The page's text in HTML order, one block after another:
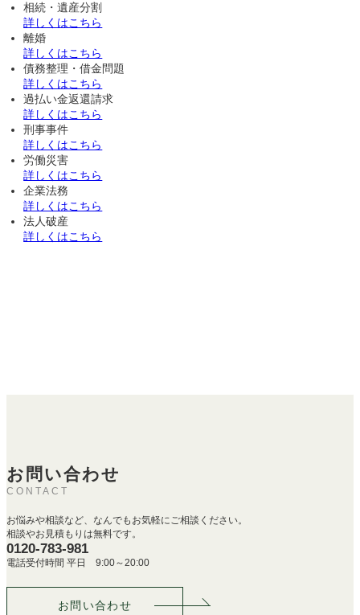
相続・遺産分割
詳しくはこちら
離婚
詳しくはこちら
債務整理・借金問題
詳しくはこちら
過払い金返還請求
詳しくはこちら
刑事事件
詳しくはこちら
労働災害
詳しくはこちら
企業法務
詳しくはこちら
法人破産
詳しくはこちら
お問い合わせ
CONTACT
お悩みや相談など、なんでもお気軽にご相談ください。
相談やお見積もりは無料です。
0120-783-981
電話受付時間 平日 9:00～20:00
お問い合わせ